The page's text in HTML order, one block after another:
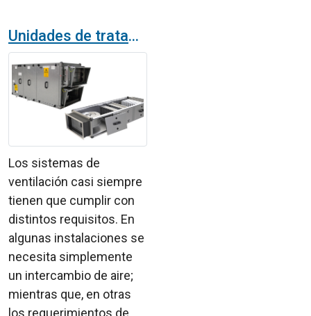
Unidades de tratamiento de aire para todas las aplicaciones
Los sistemas de
ventilación casi siempre
tienen que cumplir con
distintos requisitos. En
algunas instalaciones se
necesita simplemente
un intercambio de aire;
mientras que, en otras
los requerimientos de